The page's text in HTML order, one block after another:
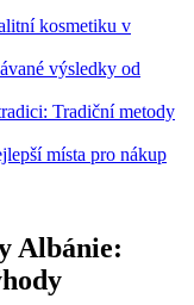
kosmetiku v
výsledky od
Tradiční metody
místa pro nákup
Albánie:⁣